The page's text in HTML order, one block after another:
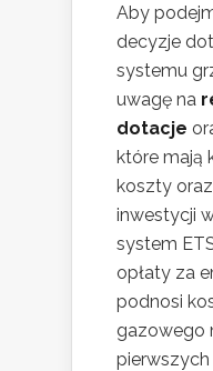
Aby
decyzje
systemu
uwagę na
dotacje
które mają
koszty
inwestycji
system
opłaty za
podnosi
gazowego
pierwszych